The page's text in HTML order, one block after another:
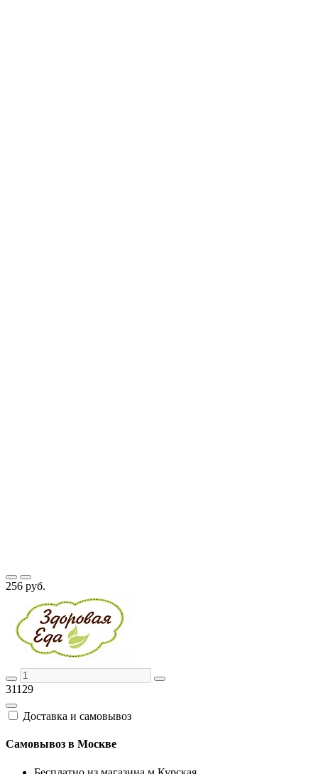
256 руб.
31129
Доставка и самовывоз
Самовывоз в Москве